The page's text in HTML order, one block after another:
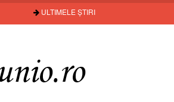
ULTIMELE ȘTIRI